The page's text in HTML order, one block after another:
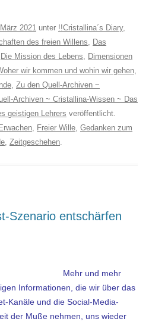
2021 unter !!Cristallina´s Diary,
des freien Willens, Das
Die Mission des Lebens, Dimensionen
wir kommen und wohin wir gehen,
, Zu den Quell-Archiven ~
Archiven ~ Cristallina-Wissen ~ Das
geistigen Lehrers veröffentlicht.
Erwachen, Freier Wille, Gedanken zum
, Zeitgeschehen.
Szenario entschärfen
Mehr und mehr
Informationen, die wir über das
Kanäle und die Social-Media-
der Muße nehmen, uns wieder